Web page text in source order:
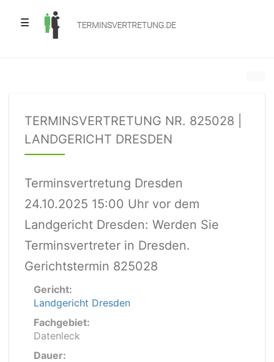
☰
TERMINSVERTRETUNG NR. 825028 |
LANDGERICHT DRESDEN
Terminsvertretung Dresden
24.10.2025 15:00 Uhr vor dem
Landgericht Dresden: Werden Sie
Terminsvertreter in Dresden.
Gerichtstermin 825028
Gericht:
Landgericht Dresden
Fachgebiet:
Datenleck
Dauer: